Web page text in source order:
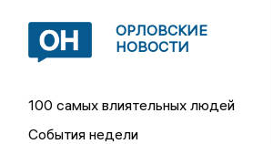
ОРЛОВСКИЕ
НОВОСТИ
100 самых влиятельных людей
События недели